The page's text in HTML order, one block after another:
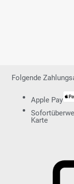
Folgende
Apple Pay
Karte